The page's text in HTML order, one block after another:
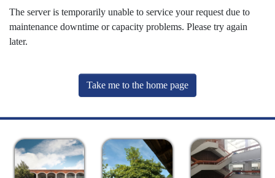
The server is temporarily unable to service your request due to
maintenance downtime or capacity problems. Please try again
later.
Take me to the home page